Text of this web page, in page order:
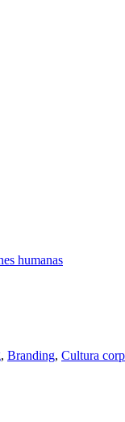
humanas
, Branding, Cultura